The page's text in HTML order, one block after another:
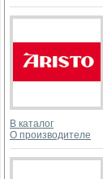
В каталог
О производителе